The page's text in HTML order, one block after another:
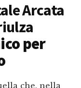
Arcata
per
che, nella